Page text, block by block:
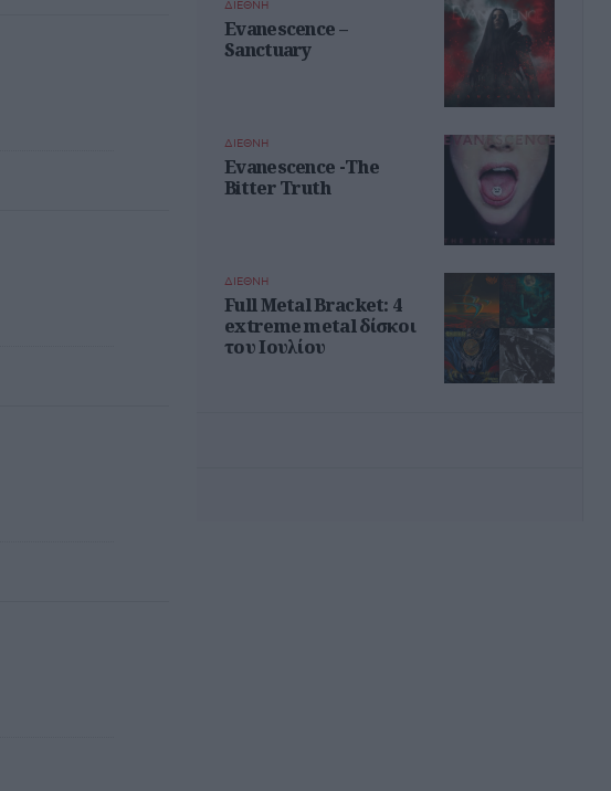
ΔΙΕΘΝΗ
Evanescence –
Sanctuary
ΔΙΕΘΝΗ
Evanescence -The
Bitter Truth
ΔΙΕΘΝΗ
Full Metal Bracket: 4
extreme metal δίσκοι
του Ιουλίου